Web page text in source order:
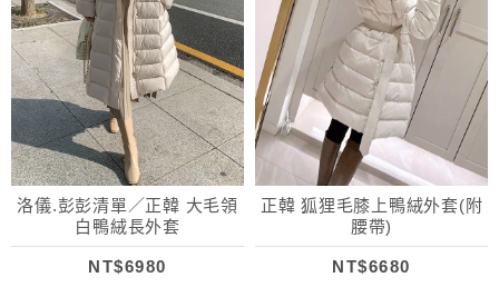
洛儀.彭彭清單／正韓 大毛領
白鴨絨長外套
NT$6980
正韓 狐狸毛膝上鴨絨外套(附
腰帶)
NT$6680